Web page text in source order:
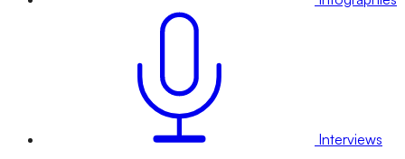
Interviews